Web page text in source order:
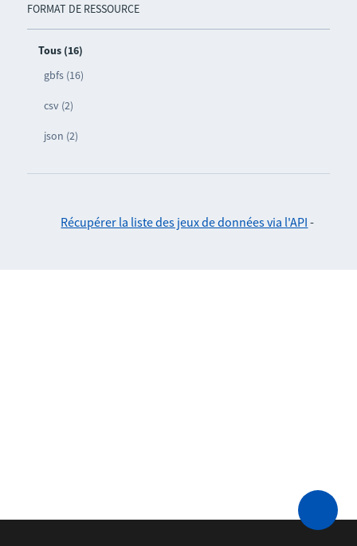
FORMAT DE RESSOURCE
Tous (16)
gbfs (16)
csv (2)
json (2)
Récupérer la liste des jeux de données via l'API -